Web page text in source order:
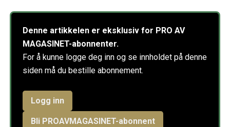
Denne artikkelen er eksklusiv for PRO AV
MAGASINET-abonnenter.
For å kunne logge deg inn og se innholdet på denne
siden må du bestille abonnement.
Logg inn
Bli PROAVMAGASINET-abonnent